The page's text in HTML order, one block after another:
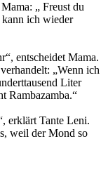
„ Freust du
kann ich wieder
entscheidet Mama.
„Wenn ich
Liter
Rambazamba.“
erklärt Tante Leni.
weil der Mond so